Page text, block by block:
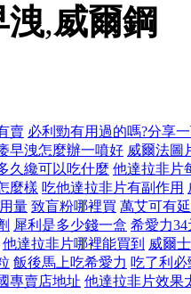
洩,威爾鋼
賣 必利勁有用過的嗎?分享
早洩怎麼辦一噴好 威爾法圖
久纔可以吃什麼 他達拉非片
麼樣 吃他達拉非片有副作用
量 致盲粉哪裡買 萬艾可有
犀利是多少錢一盒 希愛力
他達拉非片哪裡能買到 威爾士
飯後馬上吃希愛力 吃了利
專賣店地址 他達拉非片效果